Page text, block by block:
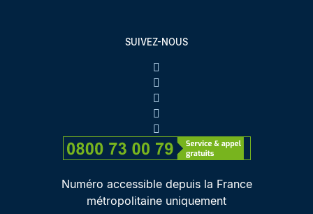
SUIVEZ-NOUS
Numéro accessible depuis la France
métropolitaine uniquement